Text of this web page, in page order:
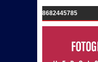
8682445785